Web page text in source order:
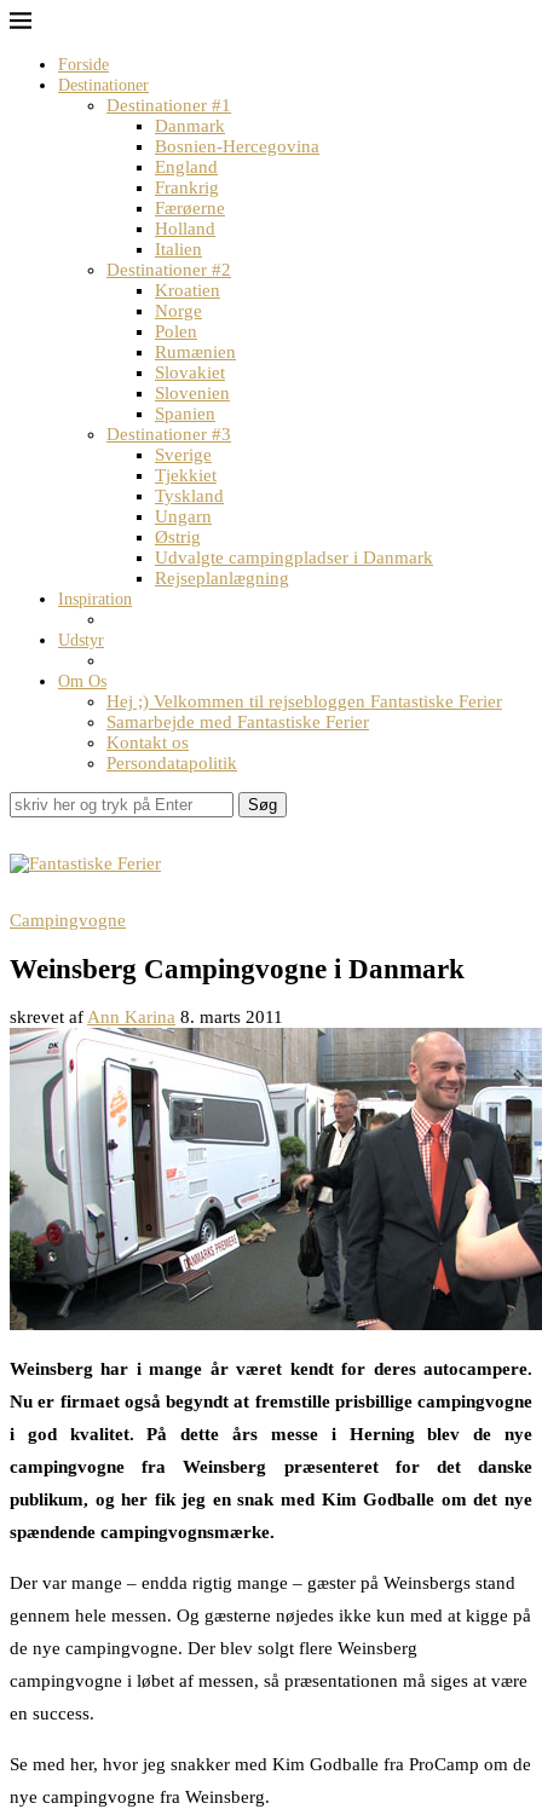
Forside
Destinationer
Destinationer #1
Danmark
Bosnien-Hercegovina
England
Frankrig
Færøerne
Holland
Italien
Destinationer #2
Kroatien
Norge
Polen
Rumænien
Slovakiet
Slovenien
Spanien
Destinationer #3
Sverige
Tjekkiet
Tyskland
Ungarn
Østrig
Udvalgte campingpladser i Danmark
Rejseplanlægning
Inspiration
Udstyr
Om Os
Hej ;) Velkommen til rejsebloggen Fantastiske Ferier
Samarbejde med Fantastiske Ferier
Kontakt os
Persondatapolitik
Søg
Campingvogne
Weinsberg Campingvogne i Danmark
skrevet afAnn Karina 8. marts 2011
Weinsberg har i mange år været kendt for deres autocampere.
Nu er firmaet også begyndt at fremstille prisbillige campingvogne
i god kvalitet. På dette års messe i Herning blev de nye
campingvogne fra Weinsberg præsenteret for det danske
publikum, og her fik jeg en snak med Kim Godballe om det nye
spændende campingvognsmærke.
Der var mange – endda rigtig mange – gæster på Weinsbergs stand
gennem hele messen. Og gæsterne nøjedes ikke kun med at kigge på
de nye campingvogne. Der blev solgt flere Weinsberg
campingvogne i løbet af messen, så præsentationen må siges at være
en success.
Se med her, hvor jeg snakker med Kim Godballe fra ProCamp om de
nye campingvogne fra Weinsberg.